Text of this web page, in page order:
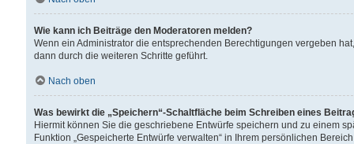
Wie kann ich Beiträge den Moderatoren melden?
Wenn ein Administrator die entsprechenden Berechtigungen vergeben
dann durch die weiteren Schritte geführt.
Nach oben
Was bewirkt die „Speichern“-Schaltfläche beim Schreiben eines
Hiermit können Sie die geschriebene Entwürfe speichern und zu einem
Funktion „Gespeicherte Entwürfe verwalten“ in Ihrem persönlichen